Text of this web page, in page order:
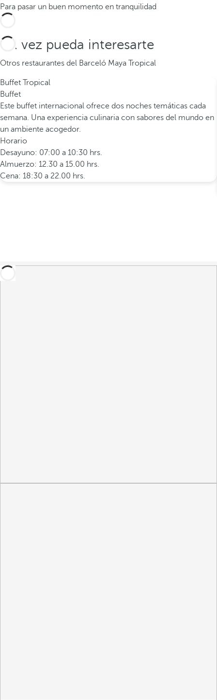
Para pasar un buen momento en tranquilidad
Tal vez pueda interesarte
Otros restaurantes del Barceló Maya Tropical
Buffet Tropical
Buffet
Este buffet internacional ofrece dos noches temáticas cada
semana. Una experiencia culinaria con sabores del mundo en
un ambiente acogedor.
Horario
Desayuno: 07:00 a 10:30 hrs.
Almuerzo: 12.30 a 15.00 hrs.
Cena: 18:30 a 22.00 hrs.